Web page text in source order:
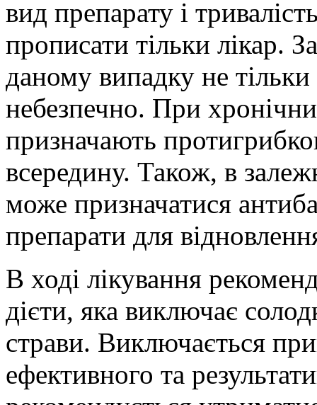
вид препарату і
прописати тільки лікар.
даному випадку не
небезпечно. При
призначають
всередину. Також, в
може призначатися
препарати для
В ході лікування
дієти, яка виключає
страви. Виключається
ефективного та